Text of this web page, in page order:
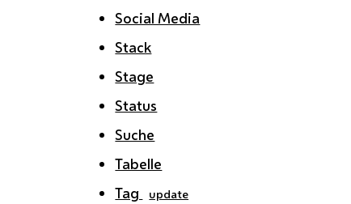
Social Media
Stack
Stage
Status
Suche
Tabelle
Tag
update